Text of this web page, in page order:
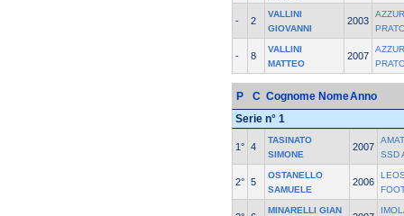
- 2
VALLINI
GIOVANNI
2003
- 8
VALLINI
MATTEO
2007
P C Cognome NomeAnno
Serie n° 1
1° 4
TASINATO
SIMONE
2007
SSD
2° 5
OSTANELLO
SAMUELE
2006
MINARELLI GIAN